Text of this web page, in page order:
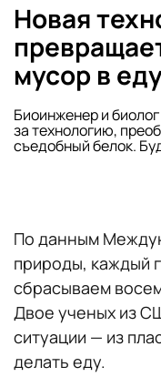
Новая
мусор в
Биоинженер и
за технологию,
съедобный белок.
По данным
природы, каждый
сбрасываем
Двое ученых из
ситуации — из
делать еду.